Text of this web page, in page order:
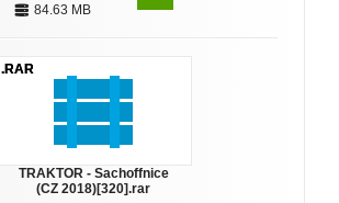
84.63 MB
.RAR
TRAKTOR - Sachoffnice
(CZ 2018)[320].rar